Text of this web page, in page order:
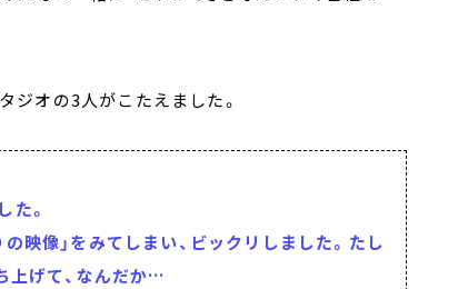
ジオの3人がこたえました。
た。
映像」をみてしまい、ビックリしました。たし
上げて、なんだか…